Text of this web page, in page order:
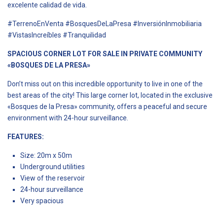
excelente calidad de vida.
#TerrenoEnVenta #BosquesDeLaPresa #InversiónInmobiliaria
#VistasIncreíbles #Tranquilidad
SPACIOUS CORNER LOT FOR SALE IN PRIVATE COMMUNITY
«BOSQUES DE LA PRESA»
Don’t miss out on this incredible opportunity to live in one of the
best areas of the city! This large corner lot, located in the exclusive
«Bosques de la Presa» community, offers a peaceful and secure
environment with 24-hour surveillance.
FEATURES:
Size: 20m x 50m
Underground utilities
View of the reservoir
24-hour surveillance
Very spacious